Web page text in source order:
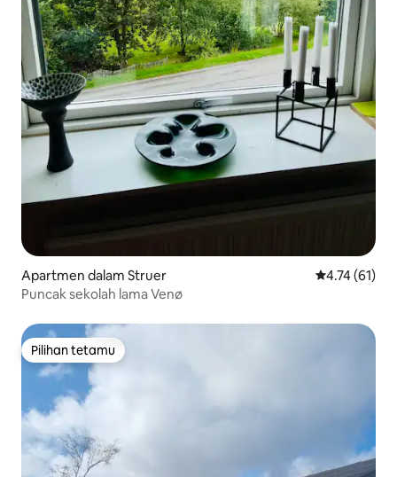
Apartmen dalam Struer Penarafan
4.74 (61)
Puncak sekolah lama Venø
Pilihan tetamu
Pilihan tetamu